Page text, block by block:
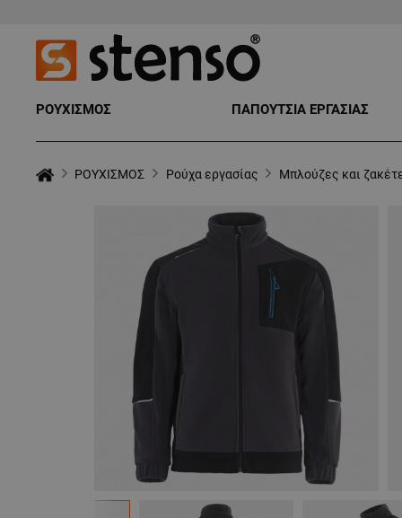
ΡΟΥΧΙΣΜΟΣ ΠΑΠΟΥΤΣΙΑ ΕΡΓΑΣΙΑΣ
ΡΟΥΧΙΣΜΟΣ Ρούχα εργασίας Μπλούζες και